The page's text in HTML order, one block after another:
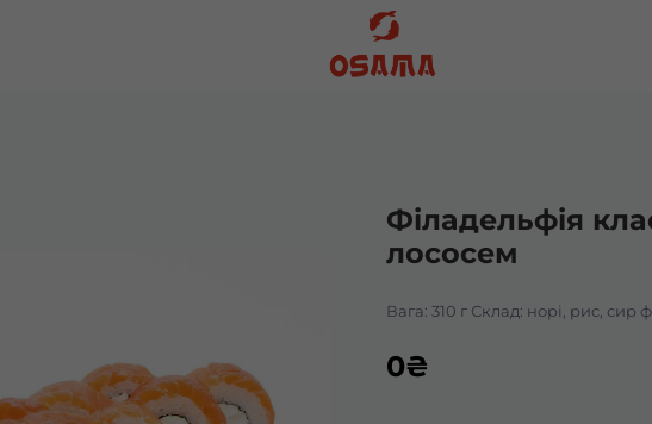
Філадельфія
лососем
Вага: 310 г Склад: норі, рис, сир
0₴